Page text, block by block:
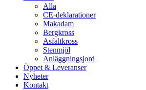
Alla
CE-deklarationer
Makadam
Bergkross
Asfaltkross
Stenmjöl
Anläggningsjord
Öppet & Leveranser
Nyheter
Kontakt